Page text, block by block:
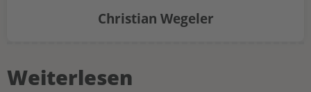
Christian Wegeler
Weiterlesen